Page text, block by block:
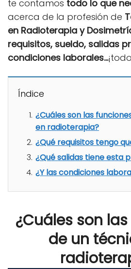
te contamos todo lo que
acerca de la profesión de
en Radioterapia y
requisitos, sueldo, salidas
condiciones laborales...
Índice
¿Cuáles son las
en radioterapia?
¿Qué requisitos tengo
¿Qué salidas tiene esta
¿Y las condiciones
¿Cuáles son
de un